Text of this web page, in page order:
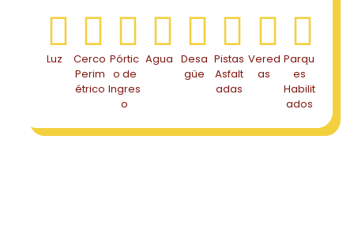
Luz
Cerco
Perim
étrico
Pórtic
o de
Ingres
o
Agua Desa
güe
Pistas
Asfalt
adas
Vered
as
Parqu
es
Habilit
ados